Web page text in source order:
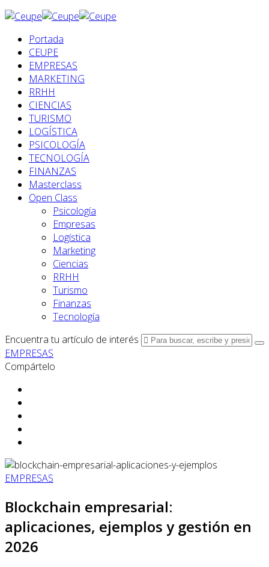
Portada
CEUPE
EMPRESAS
MARKETING
RRHH
CIENCIAS
TURISMO
LOGÍSTICA
PSICOLOGÍA
TECNOLOGÍA
FINANZAS
Masterclass
Open Class
Psicología
Empresas
Logística
Marketing
Ciencias
RRHH
Turismo
Finanzas
Tecnología
Encuentra tu artículo de interés
EMPRESAS
Compártelo
EMPRESAS
Blockchain empresarial:
aplicaciones, ejemplos y gestión en
2026